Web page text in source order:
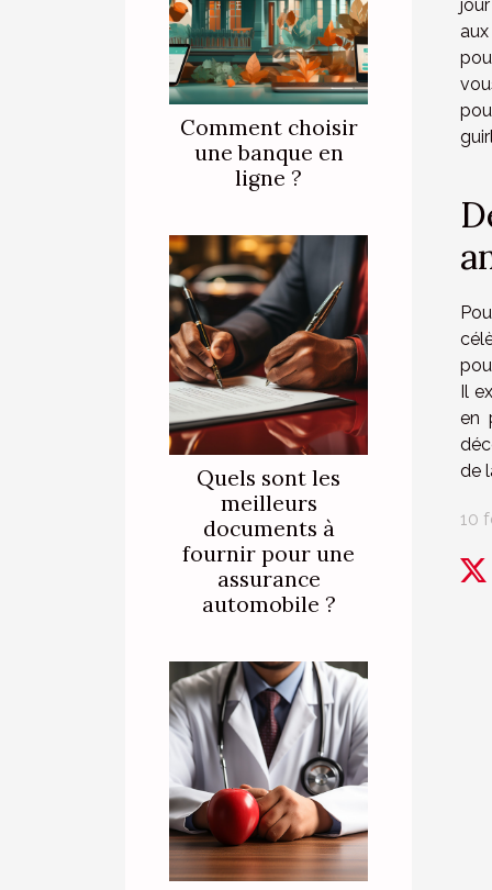
Comment choisir
une banque en
ligne ?
Quels sont les
meilleurs
documents à
fournir pour une
assurance
automobile ?
Il
en
de
10